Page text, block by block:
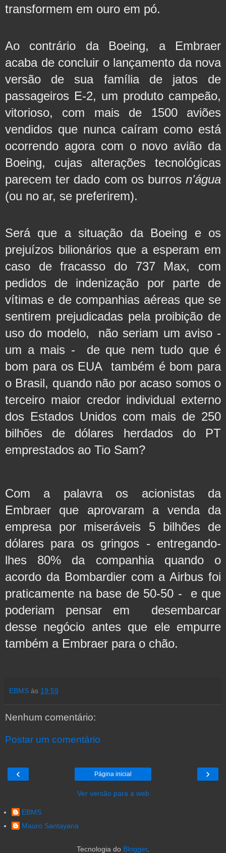
transformem em ouro em pó.
Ao contrário da Boeing, a Embraer
acaba de concluir o lançamento da nova
versão de sua família de jatos de
passageiros E-2, um produto campeão,
vitorioso, com mais de 1500 aviões
vendidos que nunca caíram como está
ocorrendo agora com o novo avião da
Boeing, cujas alterações tecnológicas
parecem ter dado com os burros n'água
(ou no ar, se preferirem).
Será que a situação da Boeing e os
prejuízos bilionários que a esperam em
caso de fracasso do 737 Max, com
pedidos de indenização por parte de
vítimas e de companhias aéreas que se
sentirem prejudicadas pela proibição de
uso do modelo,  não seriam um aviso -
um a mais -  de que nem tudo que é
bom para os EUA  também é bom para
o Brasil, quando não por acaso somos o
terceiro maior credor individual externo
dos Estados Unidos com mais de 250
bilhões de dólares herdados do PT
emprestados ao Tio Sam?
Com a palavra os acionistas da
Embraer que aprovaram a venda da
empresa por miseráveis 5 bilhões de
dólares para os gringos - entregando-
lhes 80% da companhia quando o
acordo da Bombardier com a Airbus foi
praticamente na base de 50-50 -  e que
poderiam pensar em  desembarcar
desse negócio antes que ele empurre
também a Embraer para o chão.
EBMS às 19:59
Nenhum comentário:
Postar um comentário
‹ ›
Página inicial
Ver versão para a web
EBMS
Mauro Santayana
Tecnologia do Blogger.